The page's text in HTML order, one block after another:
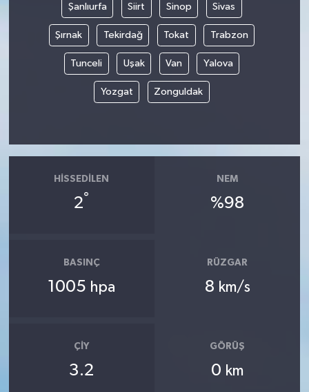
Şanlıurfa Siirt Sinop Sivas
Şırnak Tekirdağ Tokat Trabzon
Tunceli Uşak Van Yalova
Yozgat Zonguldak
HISSEDILEN
2°
NEM
%98
BASINÇ
1005 hpa
RÜZGAR
8 km/s
ÇIY
3.2
GÖRÜŞ
0 km